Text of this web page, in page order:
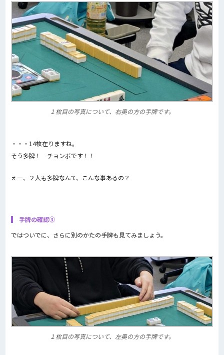
１枚目の写真について、右奥の方の手牌です。
・・・14枚在りますね。
そう多牌！ チョンボです！！
えー、２人も多牌なんて、こんな事あるの？
手牌の確認③
ではついでに、さらに別のかたの手牌も見てみましょう。
１枚目の写真について、左奥の方の手牌です。